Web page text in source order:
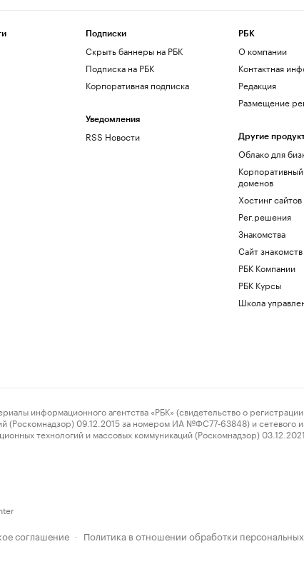
Подписки
Скрыть баннеры на РБК
Подписка на РБК
Корпоративная подписка
Уведомления
RSS Новости
РБК
О компании
Контактная
Редакция
Размещение
Другие
Облако для
доменов
Хостинг сайтов
Рег.решения
Знакомства
Сайт
РБК Компании
РБК Курсы
Школа
агентства «РБК» (свидетельство о
09.12.2015 за номером ИА №ФС77-63848) и сетевого
технологий и массовых коммуникаций (Роскомнадзор)
соглашение · Политика в отношении обработки